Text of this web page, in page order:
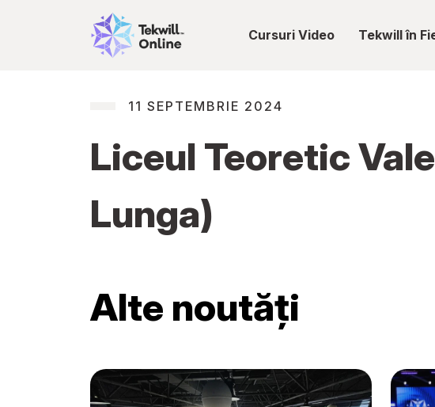
Cursuri Video Tekwill în
11 SEPTEMBRIE 2024
Liceul Teoretic
Lunga)
Alte noutăți